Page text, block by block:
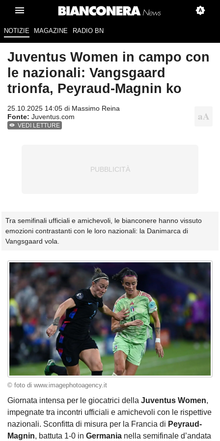
NOTIZIE MAGAZINE RADIO BN
Juventus Women in campo con
le nazionali: Vangsgaard
trionfa, Peyraud-Magnin ko
25.10.2025 14:05 di Massimo Reina
Fonte: Juventus.com
VEDI LETTURE
Tra semifinali ufficiali e amichevoli, le bianconere hanno vissuto
emozioni contrastanti con le loro nazionali: la Danimarca di
Vangsgaard vola.
© foto di www.imagephotoagency.it
Giornata intensa per le giocatrici della Juventus Women,
impegnate tra incontri ufficiali e amichevoli con le rispettive
nazionali. Sconfitta di misura per la Francia di Peyraud-
Magnin, battuta 1-0 in Germania nella semifinale d’andata